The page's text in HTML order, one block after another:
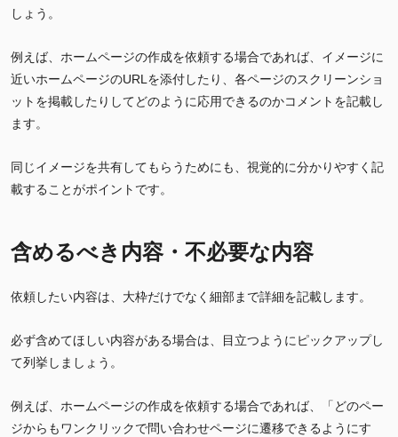
しょう。
例えば、ホームページの作成を依頼する場合であれば、イメージに
近いホームページのURLを添付したり、各ページのスクリーンショ
ットを掲載したりしてどのように応用できるのかコメントを記載し
ます。
同じイメージを共有してもらうためにも、視覚的に分かりやすく記
載することがポイントです。
含めるべき内容・不必要な内容
依頼したい内容は、大枠だけでなく細部まで詳細を記載します。
必ず含めてほしい内容がある場合は、目立つようにピックアップし
て列挙しましょう。
例えば、ホームページの作成を依頼する場合であれば、「どのペー
ジからもワンクリックで問い合わせページに遷移できるようにす